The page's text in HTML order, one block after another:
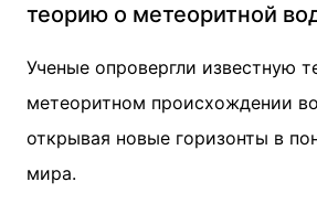
теорию о метеоритной
Ученые опровергли известную
метеоритном происхождении
открывая новые горизонты в
мира.